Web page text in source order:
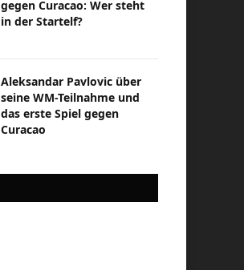
gegen Curacao: Wer steht
in der Startelf?
Aleksandar Pavlovic über
seine WM-Teilnahme und
das erste Spiel gegen
Curacao